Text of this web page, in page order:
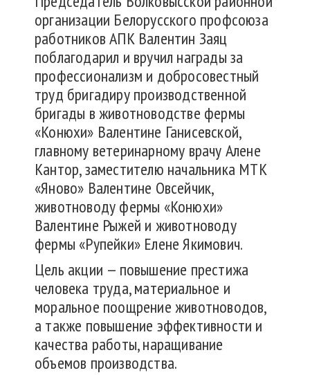
организации Белорусского профсоюза
работников АПК Валентин Заяц
поблагодарил и вручил награды за
профессионализм и добросовестный
труд бригадиру производственной
бригады в животноводстве фермы
«Конюхи» Валентине Ганисевской,
главному ветеринарному врачу Алене
Кантор, заместителю начальника МТК
«Яново» Валентине Овсейчик,
животноводу фермы «Конюхи»
Валентине Рыжей и животноводу
фермы «Рупейки» Елене Якимович.
Цель акции — повышение престижа
человека труда, материальное и
моральное поощрение животноводов,
а также повышение эффективности и
качества работы, наращивание
объемов производства.